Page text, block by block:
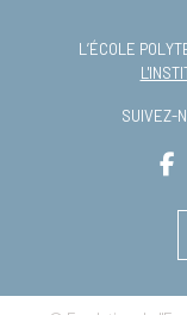
L’ÉCOLE
SUIVEZ-